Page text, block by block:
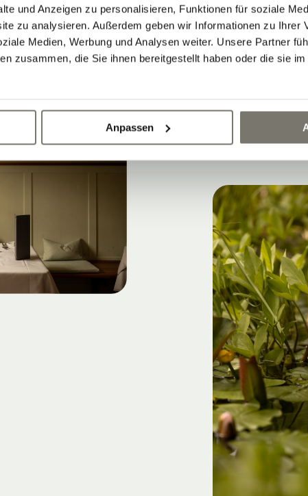
und Anzeigen zu personalisieren, Funktionen für soziale
zu analysieren. Außerdem geben wir Informationen zu Ihrer
Medien, Werbung und Analysen weiter. Unsere Partner
zusammen, die Sie ihnen bereitgestellt haben oder die sie
Anpassen